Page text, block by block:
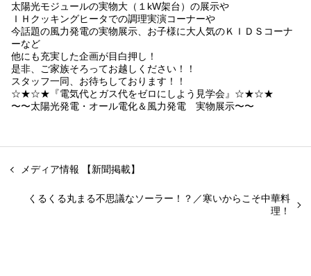
太陽光モジュールの実物大（１kW架台）の展示や
ＩＨクッキングヒータでの調理実演コーナーや
今話題の風力発電の実物展示、お子様に大人気のＫＩＤＳコーナ
ーなど
他にも充実した企画が目白押し！
是非、ご家族そろってお越しください！！
スタッフ一同、お待ちしております！！
☆★☆★『電気代とガス代をゼロにしよう見学会』☆★☆★
〜〜太陽光発電・オール電化＆風力発電 実物展示〜〜
くるくる丸まる不思議なソーラー！？／寒いからこそ中華料
理！
メディア情報 【新聞掲載】